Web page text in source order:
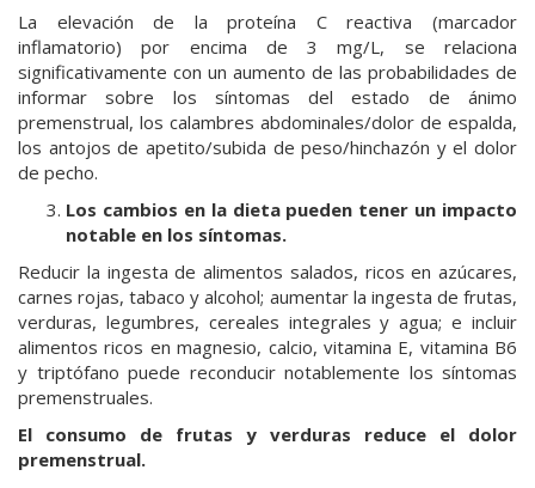
La elevación de la proteína C reactiva (marcador
inflamatorio) por encima de 3 mg/L, se relaciona
significativamente con un aumento de las probabilidades de
informar sobre los síntomas del estado de ánimo
premenstrual, los calambres abdominales/dolor de espalda,
los antojos de apetito/subida de peso/hinchazón y el dolor
de pecho.
Los cambios en la dieta pueden tener un impacto
notable en los síntomas.
Reducir la ingesta de alimentos salados, ricos en azúcares,
carnes rojas, tabaco y alcohol; aumentar la ingesta de frutas,
verduras, legumbres, cereales integrales y agua; e incluir
alimentos ricos en magnesio, calcio, vitamina E, vitamina B6
y triptófano puede reconducir notablemente los síntomas
premenstruales.
El consumo de frutas y verduras reduce el dolor
premenstrual.